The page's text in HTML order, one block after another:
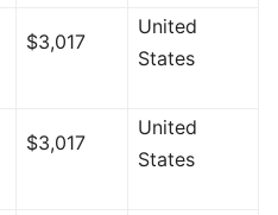
$3,017
United
States
$3,017
United
States